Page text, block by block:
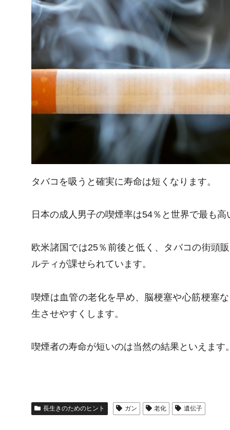
タバコを吸うと確実に寿命は短くなります。
日本の成人男子の喫煙率は54％と世界で最も
欧米諸国では25％前後と低く、タバコの街頭
ルティが課せられています。
喫煙は血管の老化を早め、脳梗塞や心筋梗塞
生させやすくします。
喫煙者の寿命が短いのは当然の結果といえます
長生きのためのヒント ガン 老化 遺伝子